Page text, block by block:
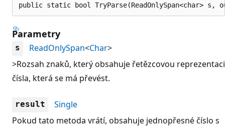
public static bool TryParse(ReadOnlySpan<char>
Parametry
s ReadOnlySpan<Char>
>Rozsah znaků, který obsahuje řetězcovou reprezentaci
čísla, která se má převést.
result
Single
Pokud tato metoda vrátí, obsahuje jednopřesné číslo s